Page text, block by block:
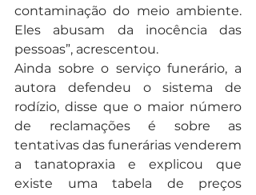
contaminação do meio ambiente.
Eles abusam da inocência das
pessoas”, acrescentou.
Ainda sobre o serviço funerário, a
autora defendeu o sistema de
rodízio, disse que o maior número
de reclamações é sobre as
tentativas das funerárias venderem
a tanatopraxia e explicou que
existe uma tabela de preços